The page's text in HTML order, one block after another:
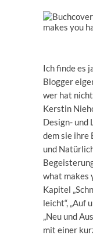
Ich finde es
Blogger
wer hat
Kerstin
Design- und
dem sie ihre
und
what makes
Kapitel
leicht“, „Auf
„Neu und
mit einer